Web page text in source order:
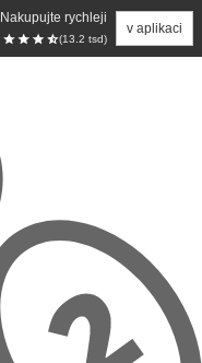
Nakupujte rychleji
(13.2 tsd)
v aplikaci